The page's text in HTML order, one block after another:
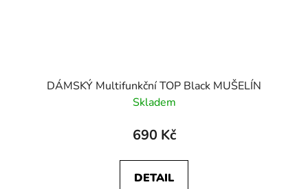
DÁMSKÝ Multifunkční TOP Black MUŠELÍN
Skladem
690 Kč
DETAIL